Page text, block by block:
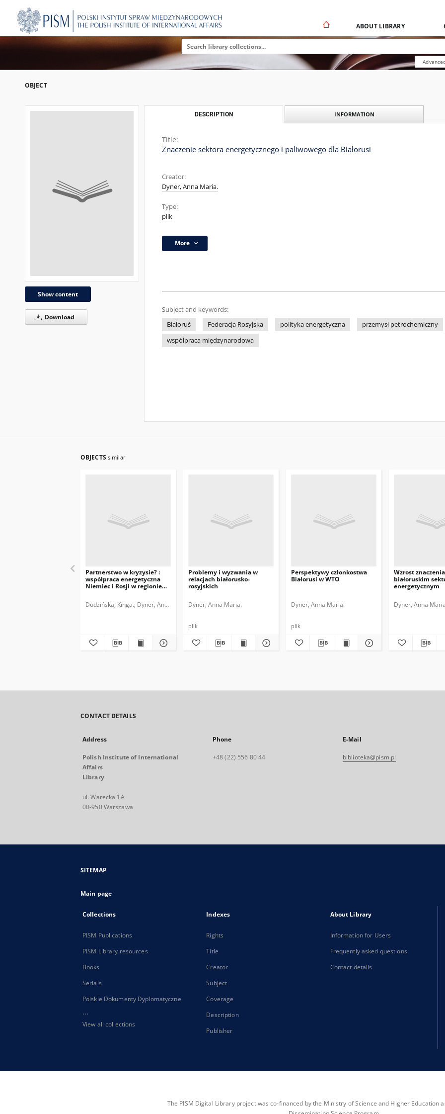
ABOUT LIBRARY
OBJECT
Show content
Download
DESCRIPTION INFORMATION
Title:
Znaczenie sektora energetycznego i paliwowego dla Białorusi
Creator:
Dyner, Anna Maria.
Type:
plik
More
Subject and keywords:
Białoruś
Federacja Rosyjska polityka energetyczna przemysł petrochemiczny
współpraca międzynarodowa
OBJECTS similar
Partnerstwo w kryzysie? :
współpraca energetyczna
Niemiec i Rosji w regionie
Dudzińska, Kinga. Dyner, Anna Maria. Puka, Lidia. Formuszewicz, Ryszarda. Ćwiek-Karpowicz, Jarosław. (Redaktor) Polski
Problemy i wyzwania w
relacjach białorusko-
rosyjskich
Dyner, Anna Maria.
plik
Perspektywy członkostwa
Białorusi w WTO
Dyner, Anna Maria.
plik
Wzrost
białoruskim
energetycznym
Dyner, Anna
CONTACT DETAILS
Address
Polish Institute of International
Affairs
Library
ul. Warecka 1A
00-950 Warszawa
Phone
+48 (22) 556 80 44
E-Mail
biblioteka@pism.pl
SITEMAP
Main page
Collections
PISM Publications
PISM Library resources
Books
Serials
Polskie Dokumenty Dyplomatyczne
...
View all collections
Indexes
Rights
Title
Creator
Subject
Coverage
Description
Publisher
About Library
Information for Users
Frequently asked questions
Contact details
The PISM Digital Library project was co-financed by the Ministry of Science and Higher Education